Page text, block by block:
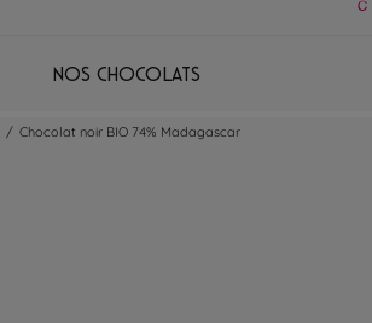
Nos chocolats
/ Chocolat noir BIO 74% Madagascar